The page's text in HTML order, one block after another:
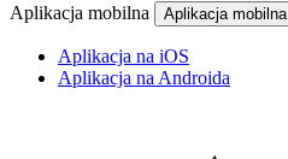
Aplikacja mobilna Aplikacja mobilna
Aplikacja na iOS
Aplikacja na Androida